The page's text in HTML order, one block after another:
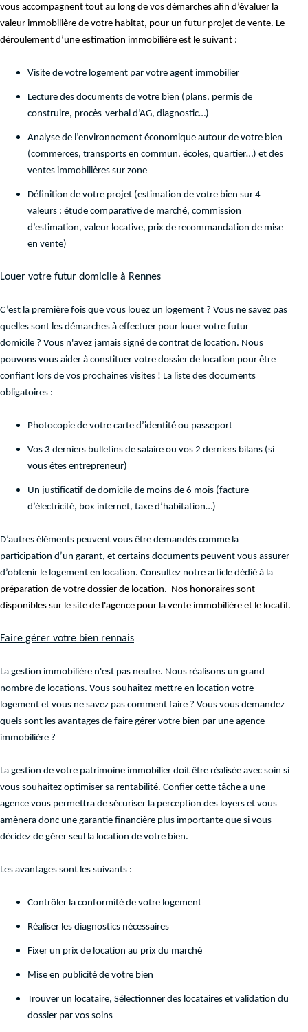
vous accompagnent tout au long de vos démarches afin d’évaluer la
valeur immobilière de votre habitat, pour un futur projet de vente. Le
déroulement d’une estimation immobilière est le suivant :
Visite de votre logement par votre agent immobilier
Lecture des documents de votre bien (plans, permis de
construire, procès-verbal d’AG, diagnostic…)
Analyse de l’environnement économique autour de votre bien
(commerces, transports en commun, écoles, quartier…) et des
ventes immobilières sur zone
Définition de votre projet (estimation de votre bien sur 4
valeurs : étude comparative de marché, commission
d’estimation, valeur locative, prix de recommandation de mise
en vente)
Louer votre futur domicile à Rennes
C’est la première fois que vous louez un logement ? Vous ne savez pas
quelles sont les démarches à effectuer pour louer votre futur
domicile ? Vous n'avez jamais signé de contrat de location. Nous
pouvons vous aider à constituer votre dossier de location pour être
confiant lors de vos prochaines visites ! La liste des documents
obligatoires :
Photocopie de votre carte d’identité ou passeport
Vos 3 derniers bulletins de salaire ou vos 2 derniers bilans (si
vous êtes entrepreneur)
Un justificatif de domicile de moins de 6 mois (facture
d’électricité, box internet, taxe d’habitation…)
D’autres éléments peuvent vous être demandés comme la
participation d’un garant, et certains documents peuvent vous assurer
d’obtenir le logement en location. Consultez notre article dédié à la
préparation de votre dossier de location. Nos honoraires sont
disponibles sur le site de l'agence pour la vente immobilière et le locatif.
Faire gérer votre bien rennais
La gestion immobilière n'est pas neutre. Nous réalisons un grand
nombre de locations. Vous souhaitez mettre en location votre
logement et vous ne savez pas comment faire ? Vous vous demandez
quels sont les avantages de faire gérer votre bien par une agence
immobilière ?
La gestion de votre patrimoine immobilier doit être réalisée avec soin si
vous souhaitez optimiser sa rentabilité. Confier cette tâche a une
agence vous permettra de sécuriser la perception des loyers et vous
amènera donc une garantie financière plus importante que si vous
décidez de gérer seul la location de votre bien.
Les avantages sont les suivants :
Contrôler la conformité de votre logement
Réaliser les diagnostics nécessaires
Fixer un prix de location au prix du marché
Mise en publicité de votre bien
Trouver un locataire, Sélectionner des locataires et validation du
dossier par vos soins